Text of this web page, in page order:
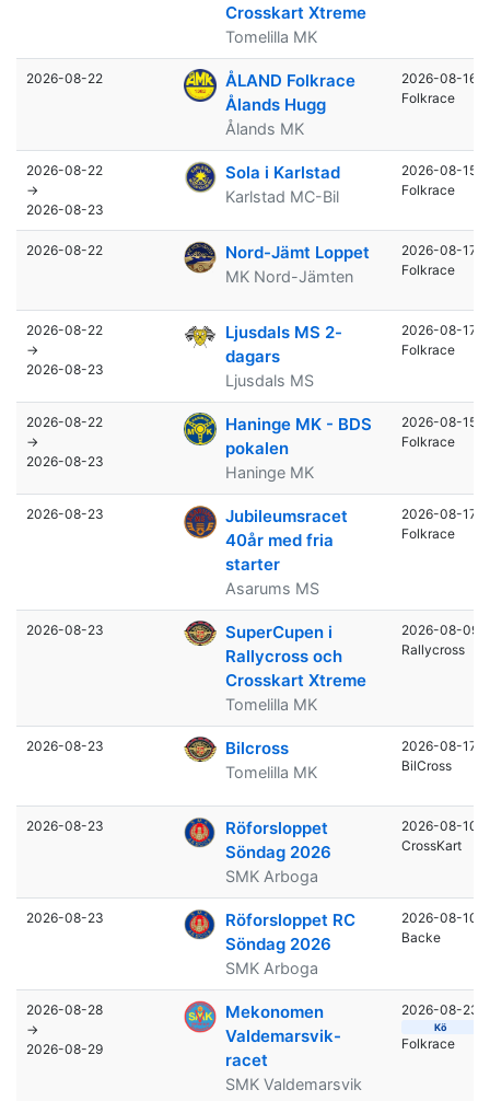
Crosskart Xtreme
Tomelilla MK
2026-08-22
ÅLAND Folkrace
Ålands Hugg
Ålands MK
2026-08-16
Folkrace
2026-08-22
→
2026-08-23
Sola i Karlstad
Karlstad MC-Bil
2026-08-15
Folkrace
2026-08-22 Nord-Jämt Loppet
MK Nord-Jämten
2026-08-17
Folkrace
2026-08-22
→
2026-08-23
Ljusdals MS 2-
dagars
Ljusdals MS
2026-08-17
Folkrace
2026-08-22
→
2026-08-23
Haninge MK - BDS
pokalen
Haninge MK
2026-08-15
Folkrace
2026-08-23
Jubileumsracet
40år med fria
starter
Asarums MS
2026-08-17
Folkrace
2026-08-23
SuperCupen i
Rallycross och
Crosskart Xtreme
Tomelilla MK
2026-08-09
Rallycross
2026-08-23 Bilcross
Tomelilla MK
2026-08-17
BilCross
2026-08-23
Röforsloppet
Söndag 2026
SMK Arboga
2026-08-10
CrossKart
2026-08-23
Röforsloppet RC
Söndag 2026
SMK Arboga
2026-08-10
Backe
2026-08-28
→
2026-08-29
Mekonomen
Valdemarsvik-
racet
SMK Valdemarsvik
2026-08-23
Kö
Folkrace